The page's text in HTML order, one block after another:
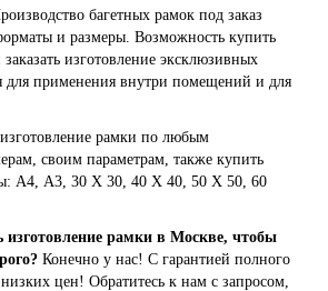
багетных рамок под заказ
и размеры. Возможность купить
изготовление эксклюзивных
для применения внутри помещений и для
рамки по любым
своим параметрам, также купить
А4, А3, 30 Х 30, 40 Х 40, 50 Х 50, 60
изготовление рамки в Москве, чтобы
Конечно у нас! С гарантией полного
низких цен! Обратитесь к нам с запросом,